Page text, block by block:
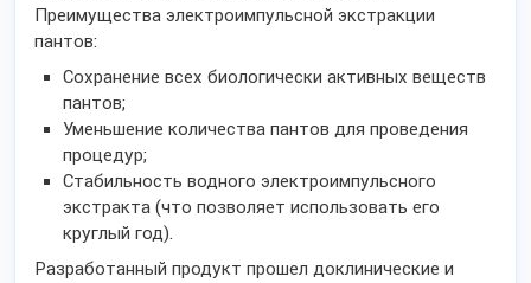
Преимущества электроимпульсной экстракции
пантов:
Сохранение всех биологически активных веществ
пантов;
Уменьшение количества пантов для проведения
процедур;
Стабильность водного электроимпульсного
экстракта (что позволяет использовать его
круглый год).
Разработанный продукт прошел доклинические и